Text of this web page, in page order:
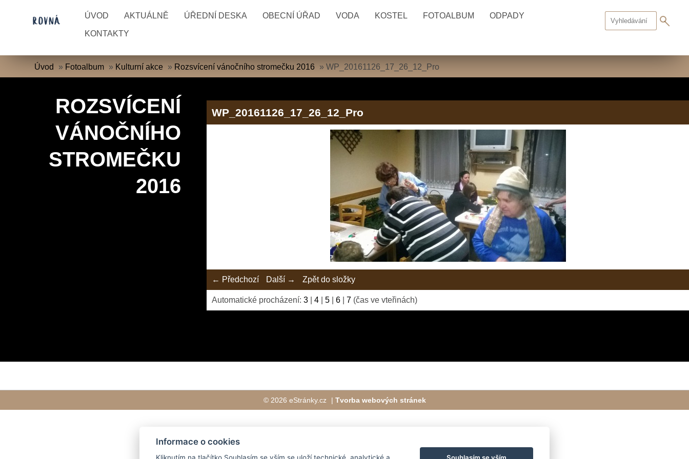
ÚVOD AKTUÁLNĚ ÚŘEDNÍ DESKA OBECNÍ ÚŘAD VODA KOSTEL FOTOALBUM ODPADY
KONTAKTY
Úvod » Fotoalbum » Kulturní akce » Rozsvícení vánočního stromečku 2016 »WP_20161126_17_26_12_Pro
ROZSVÍCENÍ
VÁNOČNÍHO
STROMEČKU
2016
WP_20161126_17_26_12_Pro
← Předchozí Další → Zpět do složky
Automatické procházení:3 |4 |5 |6 |7 (čas ve vteřinách)
© 2026 eStránky.cz | Tvorba webových stránek
Informace o cookies